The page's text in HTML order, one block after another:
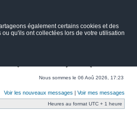
également certains cookies et des
qu'ils ont collectées lors de votre utilisation
Nous sommes le 06 Aoû 2026, 17:23
Voir les nouveaux messages | Voir mes messages
Heures au format UTC + 1 heure